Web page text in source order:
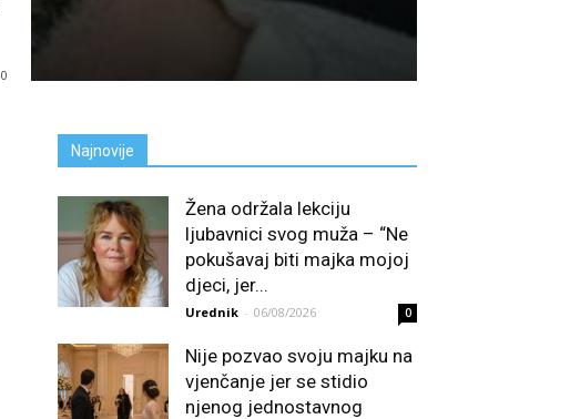
0
Najnovije
Žena održala lekciju
ljubavnici svog muža – “Ne
pokušavaj biti majka mojoj
djeci, jer...
Urednik - 06/08/2026 0
Nije pozvao svoju majku na
vjenčanje jer se stidio
njenog jednostavnog